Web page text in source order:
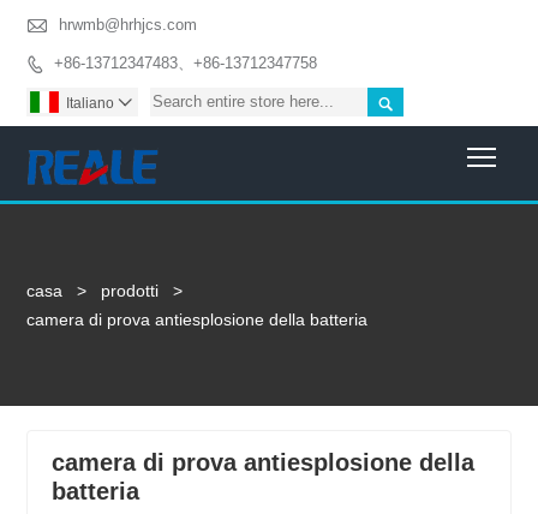
 hrwmb@hrhjcs.com
 +86-13712347483、+86-13712347758

Italiano 
casa > prodotti
>
camera di prova antiesplosione della batteria
camera di prova antiesplosione della
batteria